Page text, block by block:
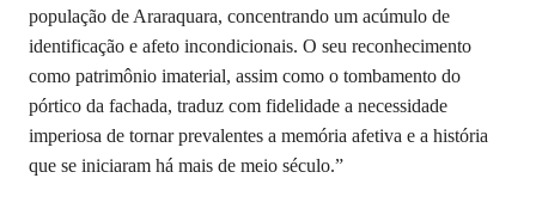
população de Araraquara, concentrando um acúmulo de
identificação e afeto incondicionais. O seu reconhecimento
como patrimônio imaterial, assim como o tombamento do
pórtico da fachada, traduz com fidelidade a necessidade
imperiosa de tornar prevalentes a memória afetiva e a história
que se iniciaram há mais de meio século.”